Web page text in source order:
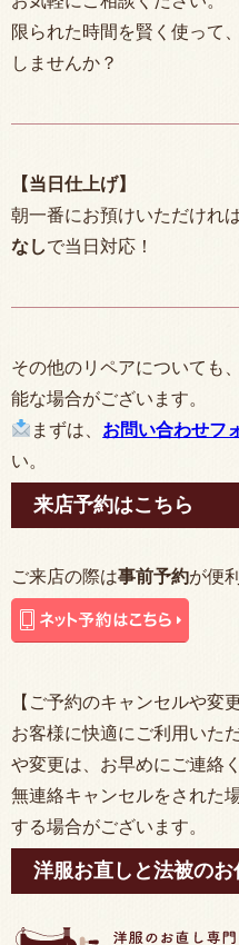
限られた時間を賢く使って
しませんか？
【当日仕上げ】
朝一番にお預けいただければ
なしで当日対応！
その他のリペアについても
能な場合がございます。
まずは、 お問い合わせフ
い。
来店予約はこちら
ご来店の際は事前予約が便
【ご予約のキャンセルや変
お客様に快適にご利用いた
や変更は、お早めにご連絡
無連絡キャンセルをされた
する場合がございます。
洋服お直しと法被の